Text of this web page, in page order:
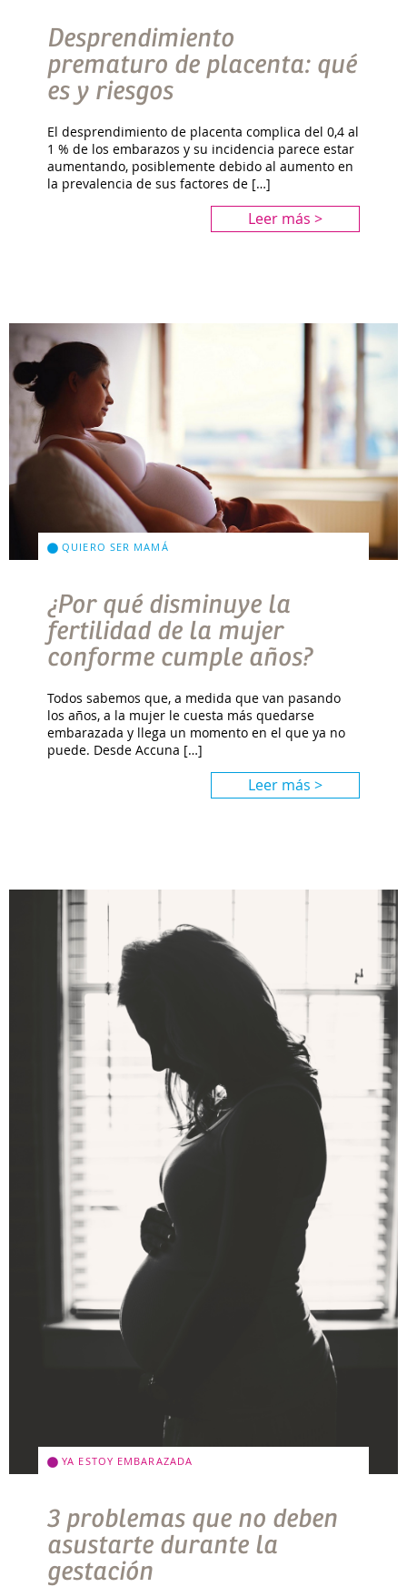
Desprendimiento
prematuro de placenta: qué
es y riesgos
El desprendimiento de placenta complica del 0,4 al
1 % de los embarazos y su incidencia parece estar
aumentando, posiblemente debido al aumento en
la prevalencia de sus factores de […]
Leer más >
QUIERO SER MAMÁ
¿Por qué disminuye la
fertilidad de la mujer
conforme cumple años?
Todos sabemos que, a medida que van pasando
los años, a la mujer le cuesta más quedarse
embarazada y llega un momento en el que ya no
puede. Desde Accuna […]
Leer más >
YA ESTOY EMBARAZADA
3 problemas que no deben
asustarte durante la
gestación